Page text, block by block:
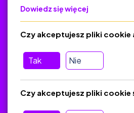
Polityka Prywatności
Regulamin
O platformie
Baza materiałów dydaktycznych
Jak zostać autorem
FAQ
Dowiedz się więcej
Tak Nie
Czy akceptujesz pliki cookie
Czy akceptujesz pliki cookie